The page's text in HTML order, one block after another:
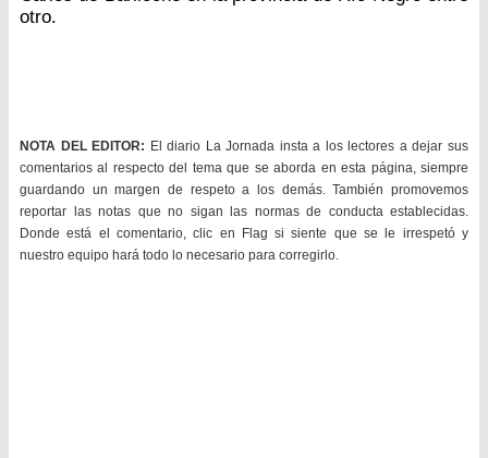
otro.
NOTA DEL EDITOR: El diario La Jornada insta a los lectores a dejar sus
comentarios al respecto del tema que se aborda en esta página, siempre
guardando un margen de respeto a los demás. También promovemos
reportar las notas que no sigan las normas de conducta establecidas.
Donde está el comentario, clic en Flag si siente que se le irrespetó y
nuestro equipo hará todo lo necesario para corregirlo.